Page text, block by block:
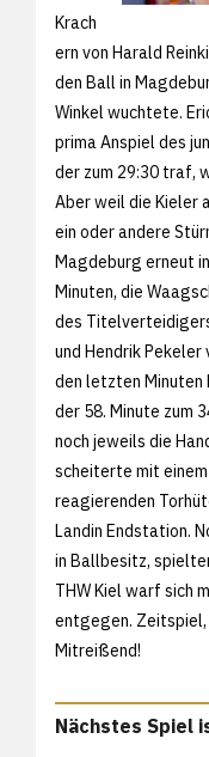
Krach
ern von Harald
den Ball in
Winkel wuchtete.
prima Anspiel des
der zum 29:30 traf,
Aber weil die Kieler
ein oder andere
Magdeburg erneut
Minuten, die
des
und Hendrik Pekeler
den letzten Minuten
der 58. Minute zum
noch jeweils die
scheiterte mit
reagierenden
Landin Endstation.
in Ballbesitz,
THW Kiel warf sich
entgegen. Zeitspiel,
Mitreißend!
Nächstes Spiel